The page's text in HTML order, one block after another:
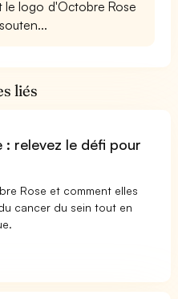
le logo d'Octobre Rose
liés
: relevez le défi pour
Rose et comment elles
cancer du sein tout en